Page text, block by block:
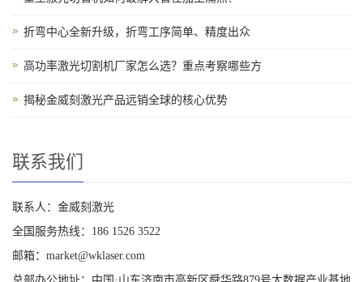
折弯中心全新升级，折弯工序简单、精度出众
高功率激光切割机厂家怎么选？重点考察哪些方
揭秘金威刻激光产品远销全球的核心优势
联系我们
联系人：金威刻激光
全国服务热线：186 1526 3522
邮箱：market@wklaser.com